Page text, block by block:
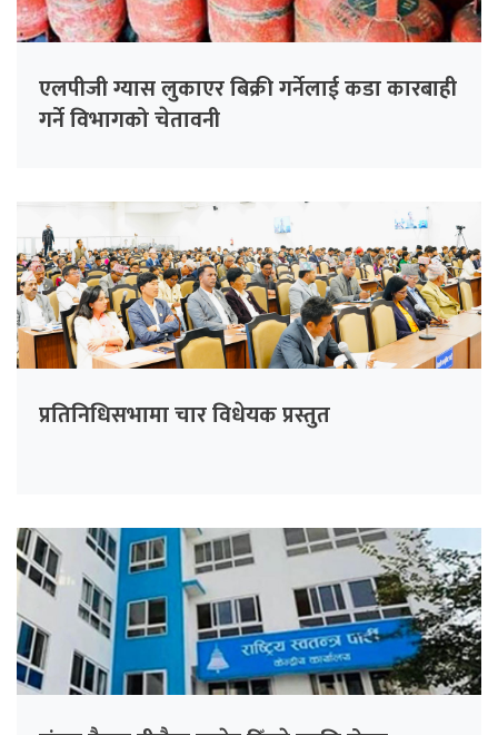
एलपीजी ग्यास लुकाएर बिक्री गर्नेलाई कडा कारबाही
गर्ने विभागको चेतावनी
प्रतिनिधिसभामा चार विधेयक प्रस्तुत